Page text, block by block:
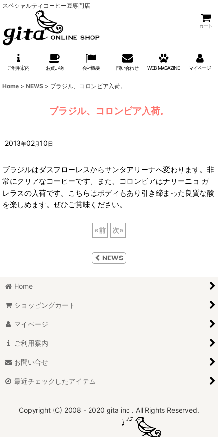
スペシャルティコーヒー豆専門店
カート
ご利用案内 お買い物 会社概要 問い合わせ WEB MAGAZINE マイページ
Home > NEWS > ブラジル、コロンビア入荷。
ブラジル、コロンビア入荷。
2013年02月10日
ブラジルはダスフローレスからサンタアリーナへ変わります。非
常にクリアなコーヒーです。また、コロンビアはナリーニョ ガ
レラスの入荷です。こちらはボディもあり引き締まった良質な酸
を楽しめます。ぜひご賞味ください。
«前 次»
NEWS
Home
ショッピングカート
マイページ
ご利用案内
お問い合せ
最近チェックしたアイテム
Copyright (C) 2008 - 2020 gita inc . All Rights Reserved.